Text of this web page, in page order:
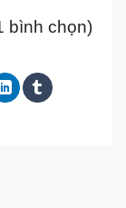
bình chọn)